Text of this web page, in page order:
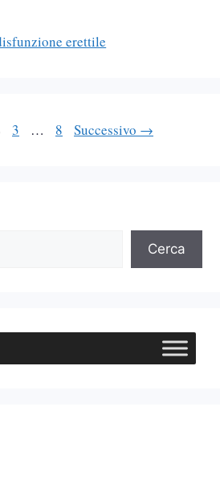
erettile
Pagina
3 … Pagina
8 Successivo →
Cerca